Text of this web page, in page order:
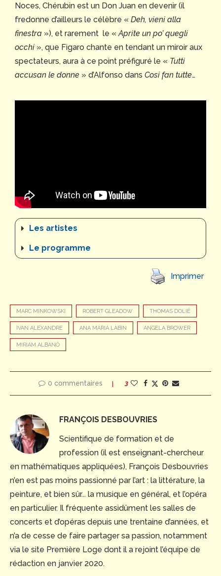
Noces, Chérubin est un Don Juan en devenir (il
fredonne d’ailleurs le célèbre « Deh, vieni alla
finestra »), et rarement le « Aprite un po’ quegli
occhi », que Figaro chante en tendant un miroir aux
spectateurs, aura à ce point préfiguré le « Tutti
accusan le donne » d’Alfonso dans Cosi fan tutte…
Les artistes
Le programme
Imprimer
MARC MINKOWSKI ROBERT GLEADOW THOMAS DOLIÉ
IVAN ALEXANDRE ANA MARIA LABIN ANGELA BROWER
MIRIAM ALBANO
0 commentaires 3
FRANÇOIS DESBOUVRIES
Scientifique de formation et de
profession (il est enseignant-chercheur
en mathématiques appliquées), François Desbouvries
n’en est pas moins passionné par l’art : la littérature, la
peinture, et bien sûr... la musique en général, et l’opéra
en particulier. Il fréquente assidûment les salles de
concerts et d’opéras depuis une trentaine d’années, et
n’a de cesse de faire partager sa passion, notamment
via le site Première Loge dont il a rejoint l’équipe de
rédaction en janvier 2020.